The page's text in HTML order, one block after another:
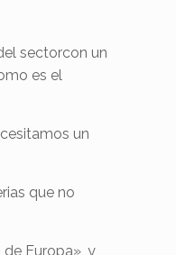
sectorcon un
es el
un
que no
Europa», y